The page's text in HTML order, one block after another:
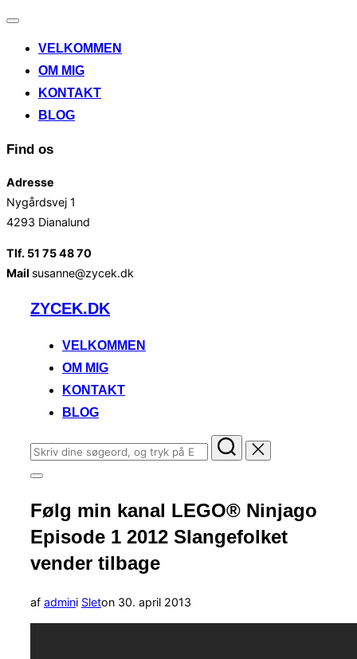
Slå
til/fraVELKOMMEN
OM MIG
KONTAKT
BLOG
Find os
Adresse
Nygårdsvej 1
4293 Dianalund
Tlf. 51 75 48 70
Mail susanne@zycek.dk
VidereZYCEK.DK
VELKOMMEN
OM MIG
KONTAKT
BLOG
Søg
efter:
Slå
i
sidekolonne
til/fra
Følg min kanal LEGO® Ninjago
Episode 1 2012 Slangefolket
vender tilbage
af admini Sleton Udgivet
d.
30. april 2013